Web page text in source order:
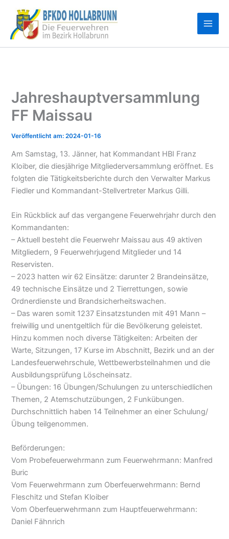
Inhalt
springen
Jahreshauptversammlung
FF Maissau
2024-01-16
Am Samstag, 13. Jänner, hat Kommandant HBI Franz
Kloiber, die diesjährige Mitgliederversammlung eröffnet. Es
folgten die Tätigkeitsberichte durch den Verwalter Markus
Fiedler und Kommandant-Stellvertreter Markus Gilli.
Ein Rückblick auf das vergangene Feuerwehrjahr durch den
Kommandanten:
– Aktuell besteht die Feuerwehr Maissau aus 49 aktiven
Mitgliedern, 9 Feuerwehrjugend Mitglieder und 14
Reservisten.
– 2023 hatten wir 62 Einsätze: darunter 2 Brandeinsätze,
49 technische Einsätze und 2 Tierrettungen, sowie
Ordnerdienste und Brandsicherheitswachen.
– Das waren somit 1237 Einsatzstunden mit 491 Mann –
freiwillig und unentgeltlich für die Bevölkerung geleistet.
Hinzu kommen noch diverse Tätigkeiten: Arbeiten der
Warte, Sitzungen, 17 Kurse im Abschnitt, Bezirk und an der
Landesfeuerwehrschule, Wettbewerbsteilnahmen und die
Ausbildungsprüfung Löscheinsatz.
– Übungen: 16 Übungen/Schulungen zu unterschiedlichen
Themen, 2 Atemschutzübungen, 2 Funkübungen.
Durchschnittlich haben 14 Teilnehmer an einer Schulung/
Übung teilgenommen.
Beförderungen:
Vom Probefeuerwehrmann zum Feuerwehrmann: Manfred
Buric
Vom Feuerwehrmann zum Oberfeuerwehrmann: Bernd
Fleschitz und Stefan Kloiber
Vom Oberfeuerwehrmann zum Hauptfeuerwehrmann:
Daniel Fähnrich